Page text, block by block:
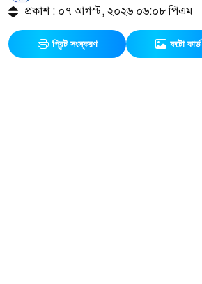
প্রকাশ : ০৭ আগস্ট, ২০২৬ ০৬:০৮ পিএম
প্রিন্ট সংস্করণ ফটো কার্ড